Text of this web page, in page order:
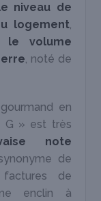
niveau de
logement,
le volume
, noté de
en
G » est très
note
de
de
enclin à